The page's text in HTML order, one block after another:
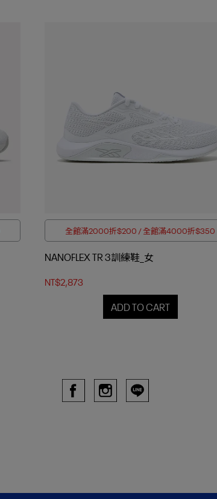
全館滿2000折$200 / 全館滿4000折$350
NANOFLEX TR 3訓練鞋_女
NT$2,873
ADD TO CART